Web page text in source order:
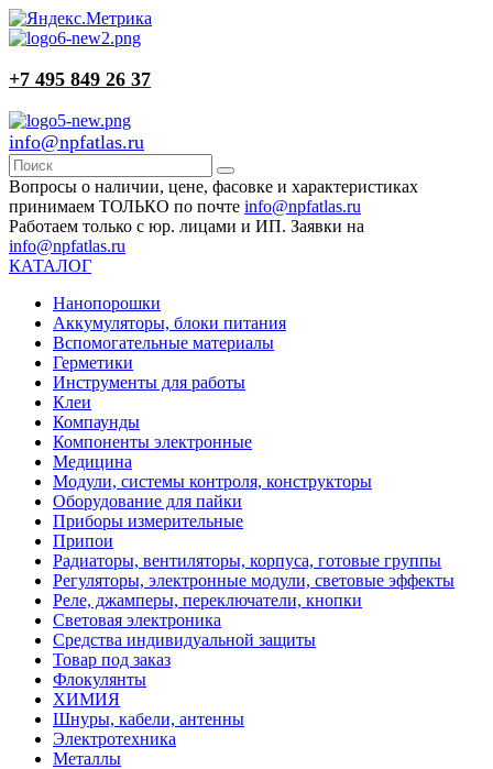
+7 495 849 26 37
info@npfatlas.ru
Вопросы о наличии, цене, фасовке и характеристиках
принимаем ТОЛЬКО по почте info@npfatlas.ru
Работаем только с юр. лицами и ИП. Заявки на
info@npfatlas.ru
КАТАЛОГ
Нанопорошки
Аккумуляторы, блоки питания
Вспомогательные материалы
Герметики
Инструменты для работы
Клеи
Компаунды
Компоненты электронные
Медицина
Модули, системы контроля, конструкторы
Оборудование для пайки
Приборы измерительные
Припои
Радиаторы, вентиляторы, корпуса, готовые группы
Регуляторы, электронные модули, световые эффекты
Реле, джамперы, переключатели, кнопки
Световая электроника
Средства индивидуальной защиты
Товар под заказ
Флокулянты
ХИМИЯ
Шнуры, кабели, антенны
Электротехника
Металлы